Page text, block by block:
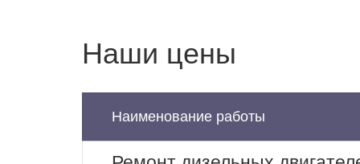
Наши цены
Наименование работы